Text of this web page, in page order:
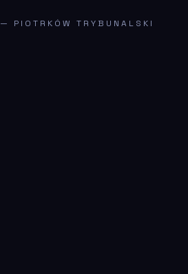
— PIOTRKÓW TRYBUNALSKI